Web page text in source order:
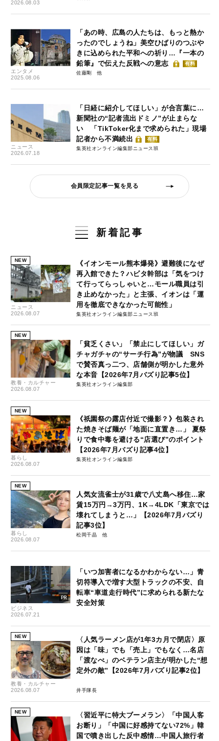
2026.08.03
エンタメ
2025.08.06
「あの時、広島の人たちは、もっと熱か
ったのでしょうね」美空ひばりのつぶや
きに込められた平和への祈り…『一本の
鉛筆』で伝えた反戦への意志
有料
佐藤剛
ニュース
2026.07.18
「日経に紹介してほしい」が合言葉に…
新聞社の“記者流出ドミノ”が止まらな
い 「TikToker化まで求められた」現場
記者から不満続出
有料
集英社オンライン編集部ニュース班
会員限定記事一覧を見る
新着記事
NEW
ニュース
2026.08.07
《イオンモール熊本爆発》避難後になぜ
再入館できた？ハビタ幹部は「気をつけ
て行ってらっしゃいと…モール職員は引
き止めなかった」と主張、イオンは「運
用を徹底できなかった可能性」
集英社オンライン編集部ニュース班
NEW
教養・カルチャー
2026.08.07
「貧乏くさい」「禁止にしてほしい」ガ
チャガチャの“サーチ行為”が物議 SNS
で賛否真っ二つ、店舗側が明かした意外
な本音【2026年7月バズり記事5位】
集英社オンライン編集部
NEW
暮らし
2026.08.07
《祇園祭の露店付近で撮影？》包装され
た焼きそば麺が「地面に直置き…」 夏祭
りで食中毒を避ける“店選び”のポイント
【2026年7月バズり記事4位】
集英社オンライン編集部
NEW
暮らし
2026.08.07
人気女流雀士が31歳で八丈島へ移住…家
賃15万円→3万円、1K→4LDK「東京では
壊れてしまうと…」【2026年7月バズり
記事3位】
松岡千晶
ビジネス
2026.07.21
「いつ加害者になるかわからない…」青
切符導入で増す大型トラックの不安、自
転車“車道走行時代”に求められる新たな
安全対策
NEW
教養・カルチャー
2026.08.07
〈人気ラーメン店が1年3カ月で閉店〉原
因は「味」でも「売上」でもなく…名店
「渡なべ」のベテラン店主が明かした“想
定外の敵”【2026年7月バズり記事2位】
井手隊長
NEW
〈習近平に特大ブーメラン〉「中国人客
お断り」「中国に好感持てない72%」韓
国で噴き出した反中感情…中国人旅行者